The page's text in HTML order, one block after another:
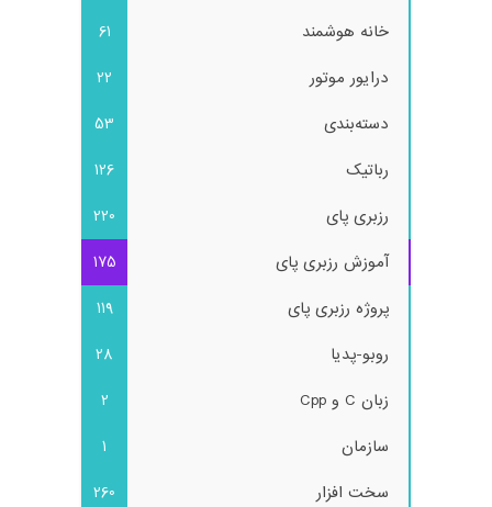
خانه هوشمند
61
درایور موتور
22
دسته‌بندی
53
رباتیک
126
رزبری پای
220
آموزش رزبری پای
175
پروژه رزبری پای
119
روبو-پدیا
28
زبان C و Cpp
2
سازمان
1
سخت افزار
260